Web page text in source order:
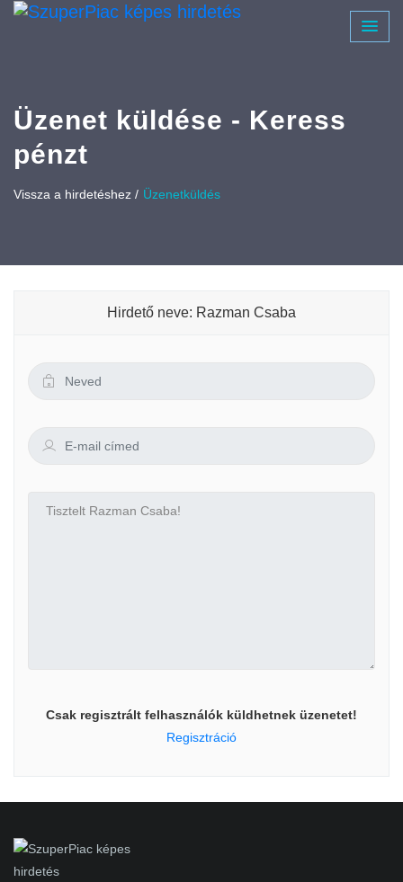
Üzenet küldése - Keress
pénzt
Vissza a hirdetéshez / Üzenetküldés
Hirdető neve: Razman Csaba
Csak regisztrált felhasználók küldhetnek üzenetet!
Regisztráció